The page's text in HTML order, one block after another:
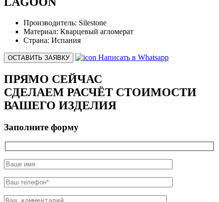
Производитель: Silestone
Материал: Кварцевый агломерат
Страна: Испания
ОСТАВИТЬ ЗАЯВКУ Написать в Whatsapp
ПРЯМО СЕЙЧАС
СДЕЛАЕМ РАСЧЁТ СТОИМОСТИ
ВАШЕГО ИЗДЕЛИЯ
Заполните форму